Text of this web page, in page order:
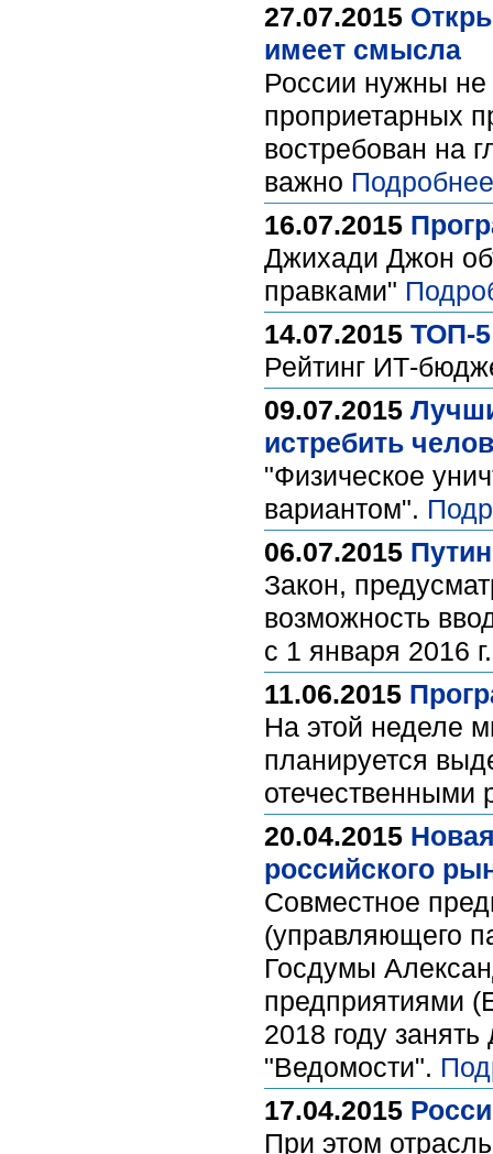
27.07.2015
имеет смысла
России нужны
проприетарных
востребован на
важно
16.07.2015
Джихади Джон
правками"
14.07.2015 ТОП-5
Рейтинг ИТ-
09.07.2015
истребить
"Физическое
вариантом".
06.07.2015
Закон,
возможность
с 1 января 2016
11.06.2015
На этой неделе
планируется
отечественными
20.04.2015
российского
Совместное
(управляющего
Госдумы
предприятиями
2018 году
"Ведомости".
17.04.2015
При этом